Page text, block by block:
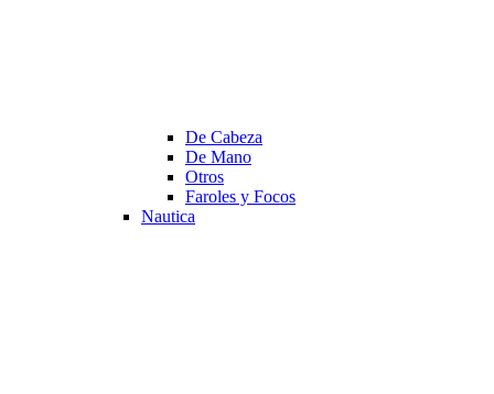
De Cabeza
De Mano
Otros
Faroles y Focos
Nautica